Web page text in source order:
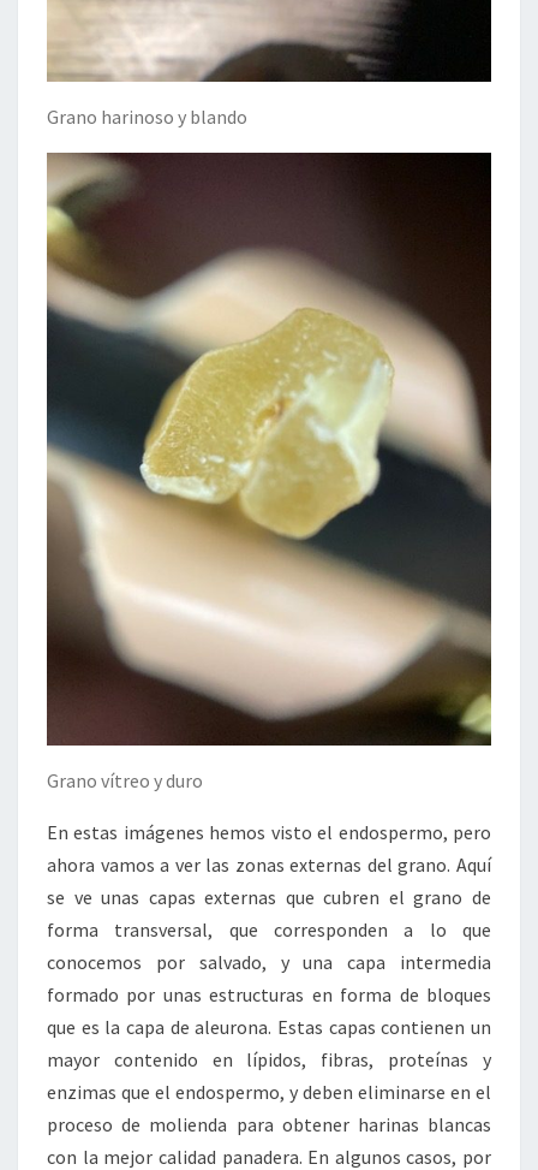
Grano harinoso y blando
Grano vítreo y duro
En estas imágenes hemos visto el endospermo, pero
ahora vamos a ver las zonas externas del grano. Aquí
se ve unas capas externas que cubren el grano de
forma transversal, que corresponden a lo que
conocemos por salvado, y una capa intermedia
formado por unas estructuras en forma de bloques
que es la capa de aleurona. Estas capas contienen un
mayor contenido en lípidos, fibras, proteínas y
enzimas que el endospermo, y deben eliminarse en el
proceso de molienda para obtener harinas blancas
con la mejor calidad panadera. En algunos casos, por